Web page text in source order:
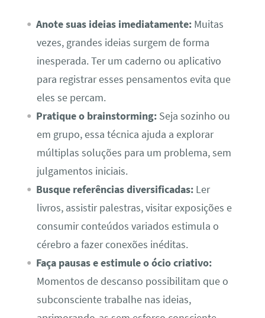
Anote suas ideias imediatamente:Muitas
vezes, grandes ideias surgem de forma
inesperada. Ter um caderno ou aplicativo
para registrar esses pensamentos evita que
eles se percam.
Pratique o brainstorming:Seja sozinho ou
em grupo, essa técnica ajuda a explorar
múltiplas soluções para um problema, sem
julgamentos iniciais.
Busque referências diversificadas:Ler
livros, assistir palestras, visitar exposições e
consumir conteúdos variados estimula o
cérebro a fazer conexões inéditas.
Faça pausas e estimule o ócio criativo:
Momentos de descanso possibilitam que o
subconsciente trabalhe nas ideias,